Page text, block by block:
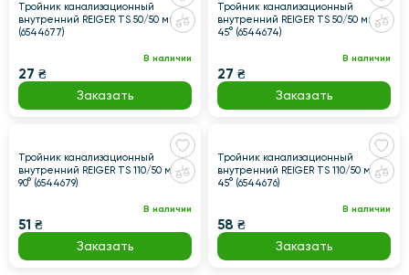
Тройник канализационный
внутренний REIGER TS 50/50 мм 90°
(6544677)
В наличии
27 ₴
Заказать
Тройник канализационный
внутренний REIGER TS 50/50 мм
45° (6544674)
В наличии
27 ₴
Заказать
Тройник канализационный
внутренний REIGER TS 110/50 мм
90° (6544679)
В наличии
51 ₴
Заказать
Тройник канализационный
внутренний REIGER TS 110/50 мм
45° (6544676)
В наличии
58 ₴
Заказать